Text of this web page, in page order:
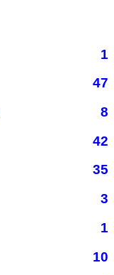
1
47
8
42
35
3
1
10